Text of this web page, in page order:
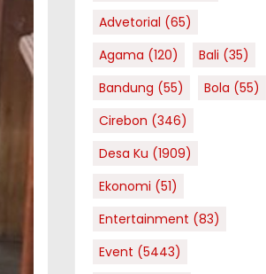
Advetorial (65)
Agama (120) Bali (35)
Bandung (55) Bola (55)
Cirebon (346)
Desa Ku (1909)
Ekonomi (51)
Entertainment (83)
Event (5443)